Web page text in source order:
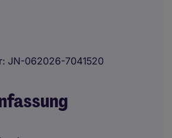
JN-062026-7041520